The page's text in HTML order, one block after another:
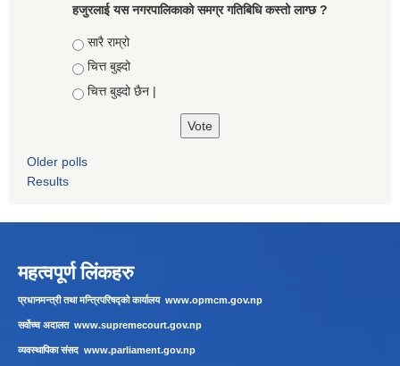
हजुरलाई यस नगरपालिकाको समग्र गतिबिधि कस्तो लाग्छ ?
Choices
सारै राम्रो
चित्त बुझ्दो
चित्त बुझ्दो छैन |
Older polls
Results
महत्वपूर्ण लिंकहरु
प्रधानमन्त्री तथा मन्त्रिपरिषद्को कार्यालय www.opmcm.gov.np
सर्वोच्च अदालत www.supremecourt.gov.np
व्यवस्थापिका संसद www.parliament.gov.np